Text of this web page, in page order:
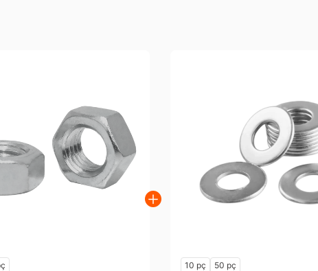
10 pç 50 pç